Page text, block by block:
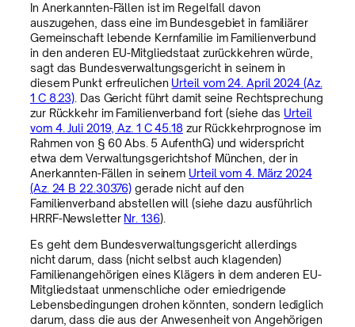
In Anerkannten-Fällen ist im Regelfall davon
auszugehen, dass eine im Bundesgebiet in familiärer
Gemeinschaft lebende Kernfamilie im Familienverbund
in den anderen EU-Mitgliedstaat zurückkehren würde,
sagt das Bundesverwaltungsgericht in seinem in
diesem Punkt erfreulichen Urteil vom 24. April 2024 (Az.
1 C 8.23) . Das Gericht führt damit seine Rechtsprechung
zur Rückkehr im Familienverband fort (siehe das Urteil
vom 4. Juli 2019, Az. 1 C 45.18zur Rückkehrprognose im
Rahmen von § 60 Abs. 5 AufenthG) und widerspricht
etwa dem Verwaltungsgerichtshof München, der in
Anerkannten-Fällen in seinem Urteil vom 4. März 2024
(Az. 24 B 22.30376) gerade nicht auf den
Familienverband abstellen will (siehe dazu ausführlich
HRRF-Newsletter Nr. 136).
Es geht dem Bundesverwaltungsgericht allerdings
nicht darum, dass (nicht selbst auch klagenden)
Familienangehörigen eines Klägers in dem anderen EU-
Mitgliedstaat unmenschliche oder erniedrigende
Lebensbedingungen drohen könnten, sondern lediglich
darum, dass die aus der Anwesenheit von Angehörigen